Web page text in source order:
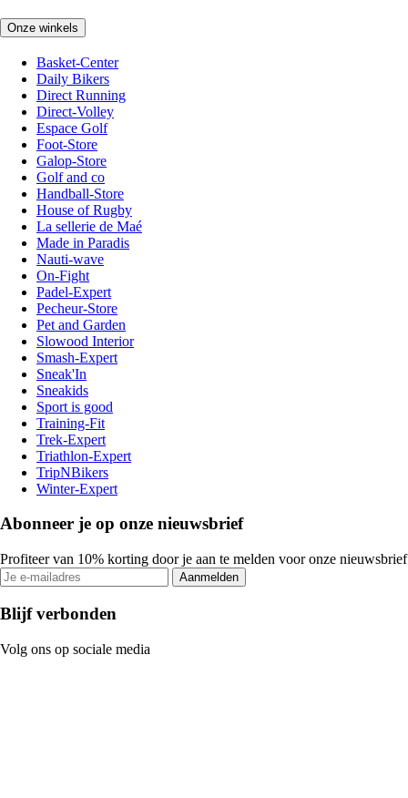
Onze winkels
Basket-Center
Daily Bikers
Direct Running
Direct-Volley
Espace Golf
Foot-Store
Galop-Store
Golf and co
Handball-Store
House of Rugby
La sellerie de Maé
Made in Paradis
Nauti-wave
On-Fight
Padel-Expert
Pecheur-Store
Pet and Garden
Slowood Interior
Smash-Expert
Sneak'In
Sneakids
Sport is good
Training-Fit
Trek-Expert
Triathlon-Expert
TripNBikers
Winter-Expert
Abonneer je op onze nieuwsbrief
Profiteer van 10% korting door je aan te melden voor onze nieuwsbrief
Aanmelden
Blijf verbonden
Volg ons op sociale media